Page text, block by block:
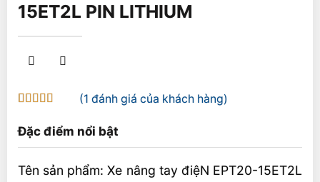
15ET2L PIN LITHIUM
trênđánh
giá
(1 đánh giá của khách hàng)
Đặc điểm nổi bật
Tên sản phẩm: Xe nâng tay điệN EPT20-15ET2L